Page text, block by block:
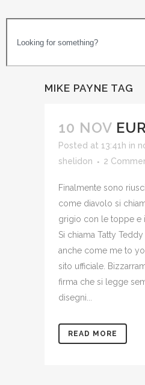
MIKE PAYNE TAG
10 NOV
Posted at 13:41h in
shelidon
2
Finalmente sono
come diavolo si
grigio con le toppe e
Si chiama Tatty
anche come me to
sito ufficiale.
firma che si legge
disegni...
READ MORE